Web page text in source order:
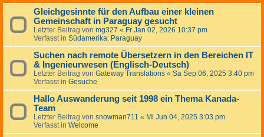
Gleichgesinnte für den Aufbau einer kleinen
Gemeinschaft in Paraguay gesucht
Letzter Beitrag von mg327 « Fr Jan 02, 2026 10:37 pm
Verfasst in Südamerika: Paraguay
Suchen nach remote Übersetzern in den Bereichen IT
& Ingenieurwesen (Englisch-Deutsch)
Letzter Beitrag von Gateway Translations « Sa Sep 06, 2025 3:40 pm
Verfasst in Gesuche
Hallo Auswanderung seit 1998 ein Thema Kanada-
Team
Letzter Beitrag von snowman711 « Mi Jun 04, 2025 3:03 pm
Verfasst in Welcome